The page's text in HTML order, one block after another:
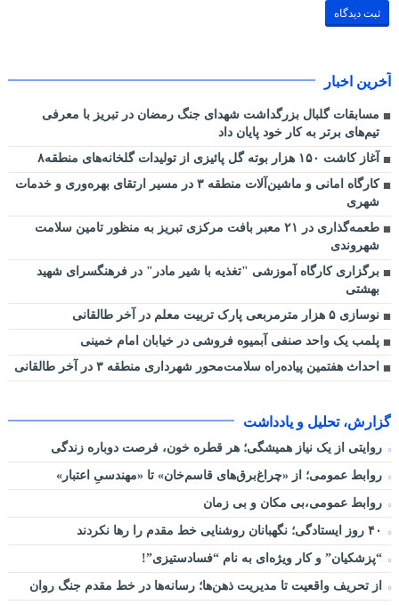
آخرین اخبار
مسابقات گلبال بزرگداشت شهدای جنگ رمضان در تبریز با معرفی
تیم‌های برتر به کار خود پایان داد
آغاز کاشت ۱۵۰ هزار بوته گل پائیزی از تولیدات گلخانه‌های منطقه۸
کارگاه امانی و ماشین‌آلات منطقه ۳ در مسیر ارتقای بهره‌وری و خدمات
شهری
طعمه‌گذاری در ۲۱ معبر بافت مرکزی تبریز به منظور تامین سلامت
شهروندی
برگزاری کارگاه آموزشی "تغذیه با شیر مادر" در فرهنگسرای شهید
بهشتی
نوسازی ۵ هزار مترمربعی پارک تربیت معلم در آخر طالقانی
پلمب یک واحد صنفی آبمیوه فروشی در خیابان امام خمینی
احداث هفتمین پیاده‌راه سلامت‌محور شهرداری منطقه ۳ در آخر طالقانی
گزارش، تحلیل و یادداشت
روایتی از یک نیاز همیشگی؛ هر قطره خون، فرصت دوباره زندگی
روابط عمومی؛ از «چراغ‌برق‌های قاسم‌خان» تا «مهندسیِ اعتبار»
روابط عمومی،بی مکان و بی زمان
“پزشکیان” و کار ویژه‌ای به نام “فسادستیزی”!
از تحریف واقعیت تا مدیریت ذهن‌ها؛ رسانه‌ها در خط مقدم جنگ روان